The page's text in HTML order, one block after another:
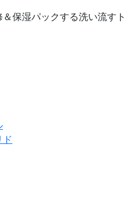
保湿パックする洗い流すト